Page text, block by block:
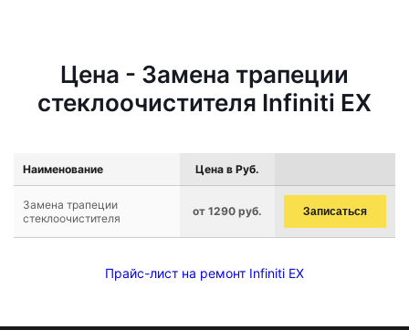
Цена - Замена трапеции
стеклоочистителя Infiniti EX
Наименование Цена в Руб.
Замена трапеции
стеклоочистителя
от 1290 руб. Записаться
Прайс-лист на ремонт Infiniti EX